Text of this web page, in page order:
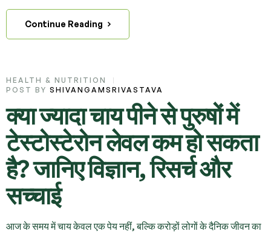
Continue Reading
HEALTH & NUTRITION
POST BY SHIVANGAMSRIVASTAVA
क्या ज्यादा चाय पीने से पुरुषों में
टेस्टोस्टेरोन लेवल कम हो सकता
है? जानिए विज्ञान, रिसर्च और
सच्चाई
आज के समय में चाय केवल एक पेय नहीं, बल्कि करोड़ों लोगों के दैनिक जीवन का